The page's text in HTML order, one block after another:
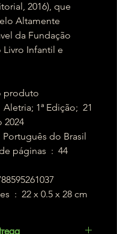
2016), que
Altamente
da Fundação
Infantil e
produto
2024
: ‎ Português do Brasil
: ‎ 44
Dimensões ‏ : ‎ 22 x 0.5 x 28 cm